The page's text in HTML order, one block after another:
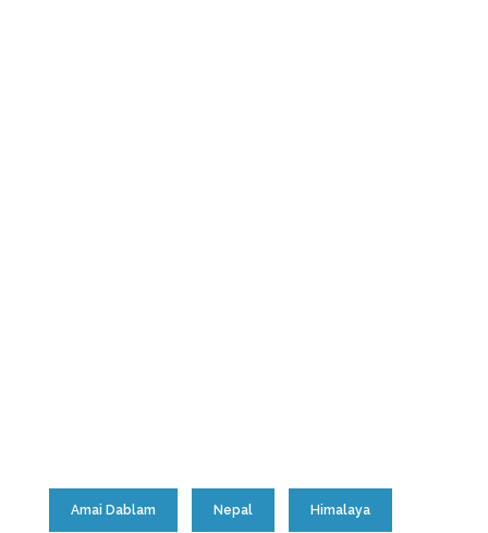
Amai Dablam Nepal Himalaya